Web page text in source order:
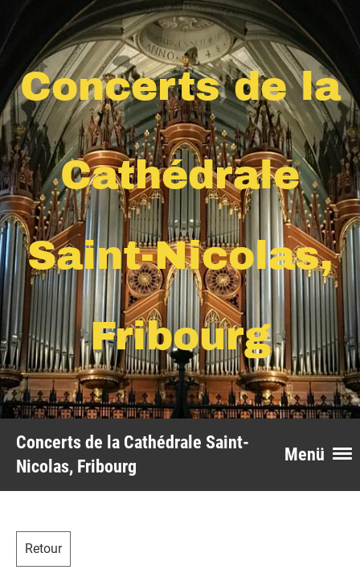
Concerts de la
Cathédrale
Saint-Nicolas,
Fribourg
Menü
Concerts de la Cathédrale Saint-
Nicolas, Fribourg
Retour